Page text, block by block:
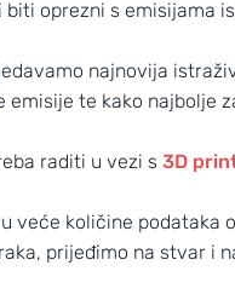
oprezni s emisijama
najnovija
emisije te kako najbolje
raditi u vezi s 3D
veće količine
prijeđimo na stvar i